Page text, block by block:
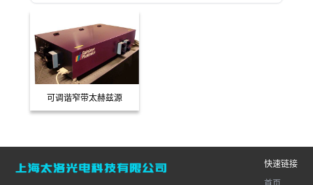
可调谐窄带太赫兹源
快速链接